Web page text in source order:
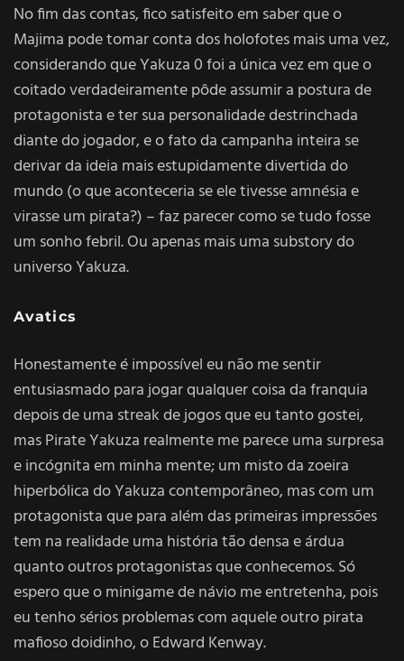
No fim das contas, fico satisfeito em saber que o
Majima pode tomar conta dos holofotes mais uma vez,
considerando que Yakuza 0 foi a única vez em que o
coitado verdadeiramente pôde assumir a postura de
protagonista e ter sua personalidade destrinchada
diante do jogador, e o fato da campanha inteira se
derivar da ideia mais estupidamente divertida do
mundo (o que aconteceria se ele tivesse amnésia e
virasse um pirata?) – faz parecer como se tudo fosse
um sonho febril. Ou apenas mais uma substory do
universo Yakuza.
Avatics
Honestamente é impossível eu não me sentir
entusiasmado para jogar qualquer coisa da franquia
depois de uma streak de jogos que eu tanto gostei,
mas Pirate Yakuza realmente me parece uma surpresa
e incógnita em minha mente; um misto da zoeira
hiperbólica do Yakuza contemporâneo, mas com um
protagonista que para além das primeiras impressões
tem na realidade uma história tão densa e árdua
quanto outros protagonistas que conhecemos. Só
espero que o minigame de návio me entretenha, pois
eu tenho sérios problemas com aquele outro pirata
mafioso doidinho, o Edward Kenway.